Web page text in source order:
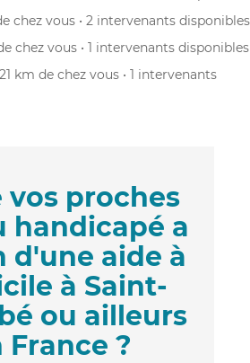
chez vous • 2 intervenants disponibles
chez vous • 1 intervenants disponibles
21 km de chez vous • 1 intervenants
vos proches
handicapé a
d'une aide à
à Saint-
ou ailleurs
France ?